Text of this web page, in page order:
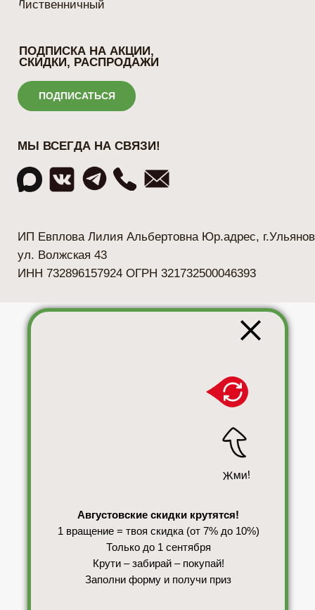
Августовские скидки крутятся!
1 вращение = твоя скидка (от 7% до 10%)
Только до 1 сентября
Крути – забирай – покупай!
Заполни форму и получи приз
Жми!